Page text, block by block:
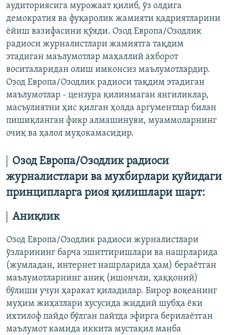
Озодлик бошқа тилларда
аудиториясига мурожаат қилиб, ўз олдига
демократия ва фуқаролик жамияти қадриятларини
ёйиш вазифасини қўяди. Озод Европа/Озодлик
радиоси журналистлари жамиятга тақдим
этадиган маълумотлар маҳаллий ахборот
воситаларидан олиш имконсиз маълумотлардир.
Озод Европа/Озодлик радиоси тақдим этадиган
маълумотлар - цензура қилинмаган янгиликлар,
масъулиятни ҳис қилган ҳолда аргументлар билан
пишиқланган фикр алмашинуви, муаммоларнинг
очиқ ва ҳалол муҳокамасидир.
Озод Европа/Озодлик радиоси
журналистлари ва мухбирлари қуйидаги
принципларга риоя қилишлари шарт:
Аниқлик
Озод Европа/Озодлик радиоси журналистлари
ўзларининг барча эшиттиришлари ва нашрларида
(жумладан, интернет нашрларида ҳам) бераётган
маълумотларнинг аниқ (ишончли, ҳаққоний)
бўлиши учун ҳаракат қиладилар. Бирор воқеанинг
муҳим жиҳатлари хусусида жиддий шубҳа ёки
ихтилоф пайдо бўлган пайтда эфирга берилаётган
маълумот камида иккита мустақил манба